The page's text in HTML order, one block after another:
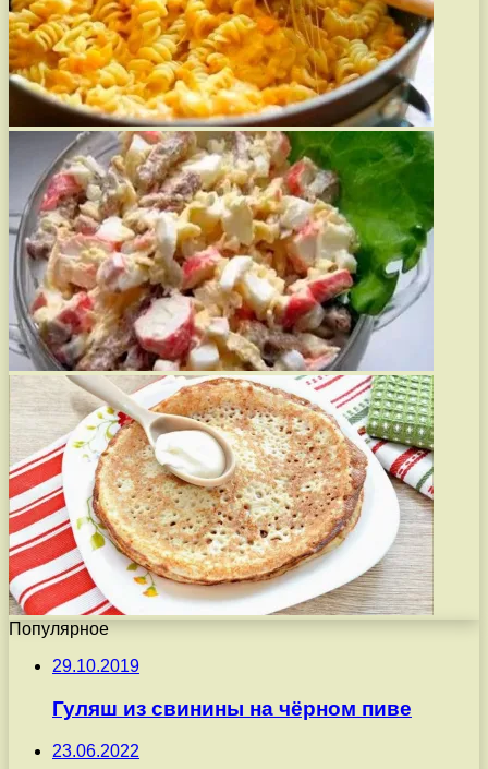
Популярное
29.10.2019
Гуляш из свинины на чёрном пиве
23.06.2022